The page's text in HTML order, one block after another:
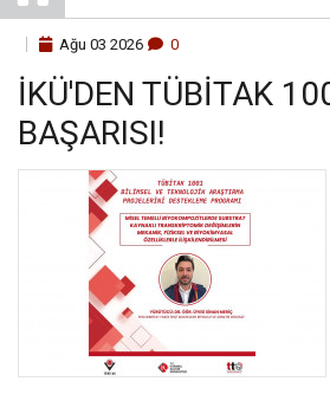
SAYFA
YOLU
Ağu 03 2026 0
İKÜ'DEN TÜBİTAK
BAŞARISI!